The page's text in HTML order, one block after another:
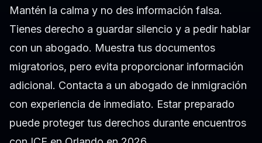
Mantén la calma y no des información falsa.
Tienes derecho a guardar silencio y a pedir hablar
con un abogado. Muestra tus documentos
migratorios, pero evita proporcionar información
adicional. Contacta a un abogado de inmigración
con experiencia de inmediato. Estar preparado
puede proteger tus derechos durante encuentros